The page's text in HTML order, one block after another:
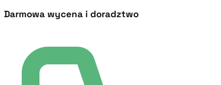
Darmowa wycena i doradztwo